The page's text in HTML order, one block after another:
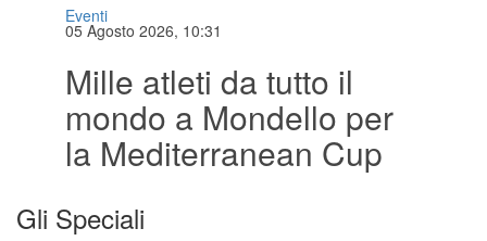
Eventi
05 Agosto 2026, 10:31
Mille atleti da tutto il
mondo a Mondello per
la Mediterranean Cup
Gli Speciali